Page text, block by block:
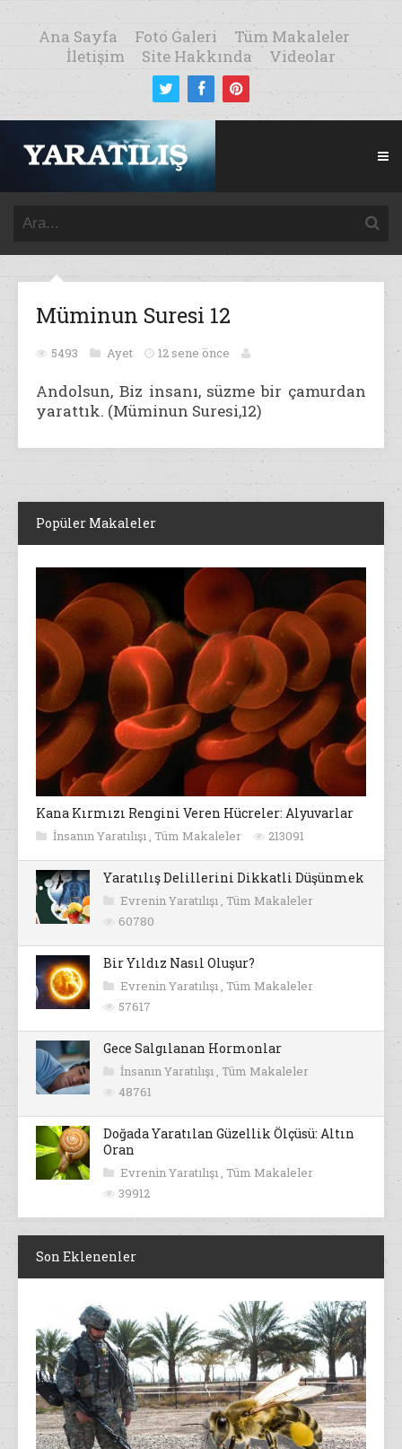
Ana Sayfa Foto Galeri
Tüm Makaleler
İletişim
Site Hakkında Videolar
Müminun Suresi 12
5493 Ayet 12 sene önce
Andolsun, Biz insanı, süzme bir çamurdan
yarattık. (Müminun Suresi,12)
Popüler Makaleler
Kana Kırmızı Rengini Veren Hücreler: Alyuvarlar
İnsanın Yaratılışı , Tüm Makaleler 213091
Yaratılış Delillerini Dikkatli Düşünmek
Evrenin Yaratılışı , Tüm Makaleler
60780
Bir Yıldız Nasıl Oluşur?
Evrenin Yaratılışı , Tüm Makaleler
57617
Gece Salgılanan Hormonlar
İnsanın Yaratılışı , Tüm Makaleler
48761
Doğada Yaratılan Güzellik Ölçüsü: Altın
Oran
Evrenin Yaratılışı , Tüm Makaleler
39912
Son Eklenenler